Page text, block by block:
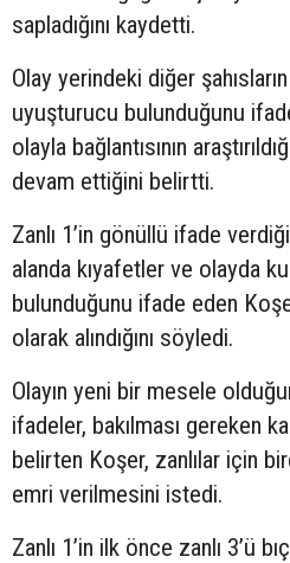
sapladığını kaydetti.
Olay yerindeki diğer
uyuşturucu bulunduğunu
olayla bağlantısının
devam ettiğini belirtti.
Zanlı 1’in gönüllü ifade
alanda kıyafetler ve olayda
bulunduğunu ifade eden
olarak alındığını söyledi.
Olayın yeni bir mesele
ifadeler, bakılması gereken
belirten Koşer, zanlılar için
emri verilmesini istedi.
Zanlı 1’in ilk önce zanlı 3’ü